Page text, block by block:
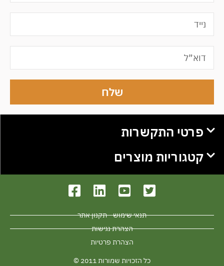
שלח
פרטי התקשרות
קטגוריות מוצרים
תנאי שימוש - תקנון אתר
הצהרת נגישות
הצהרת פרטיות
כל הזכויות שמורות 2011 ©